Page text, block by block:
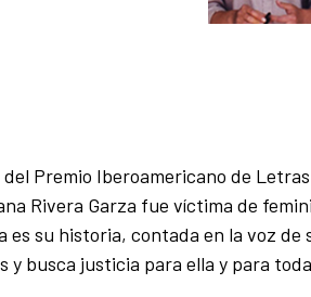
Premio Iberoamericano de
Rivera Garza fue víctima de
es su historia, contada en la voz de
y busca justicia para ella y para